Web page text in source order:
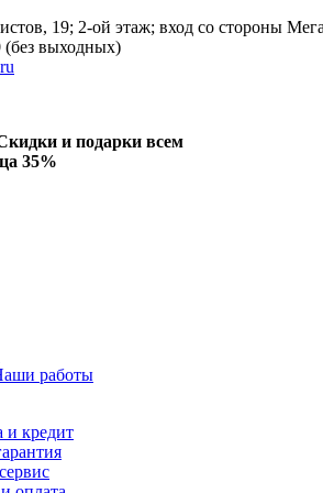
19; 2-ой этаж; вход со стороны
(без выходных)
и подарки всем
35%
работы
и кредит